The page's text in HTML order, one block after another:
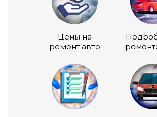
Цены на
ремонт авто